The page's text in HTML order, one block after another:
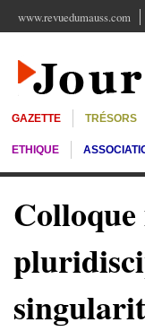
www.revuedumauss.com
GAZETTE TRÉSORS
ETHIQUE